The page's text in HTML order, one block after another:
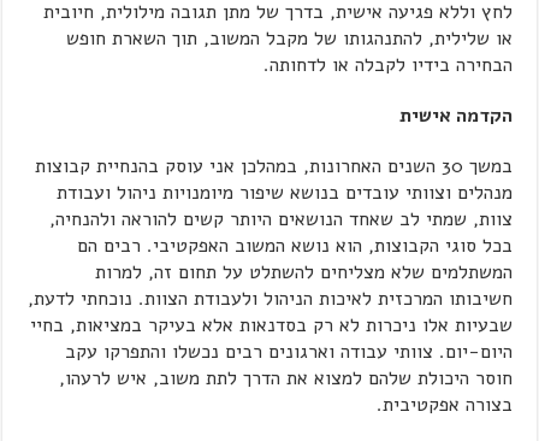
לחץ וללא פגיעה אישית, בדרך של מתן תגובה מילולית, חיובית
או שלילית, להתנהגותו של מקבל המשוב, תוך השארת חופש
הבחירה בידיו לקבלה או לדחותה.
הקדמה אישית
במשך 30 השנים האחרונות, במהלכן אני עוסק בהנחיית קבוצות
מנהלים וצוותי עובדים בנושא שיפור מיומנויות ניהול ועבודת
צוות, שמתי לב שאחד הנושאים היותר קשים להוראה ולהנחיה,
בכל סוגי הקבוצות, הוא נושא המשוב האפקטיבי. רבים הם
המשתלמים שלא מצליחים להשתלט על תחום זה, למרות
חשיבותו המרכזית לאיכות הניהול ולעבודת הצוות. נוכחתי לדעת,
שבעיות אלו ניכרות לא רק בסדנאות אלא בעיקר במציאות, בחיי
היום-יום. צוותי עבודה וארגונים רבים נכשלו והתפרקו עקב
חוסר היכולת שלהם למצוא את הדרך לתת משוב, איש לרעהו,
בצורה אפקטיבית.